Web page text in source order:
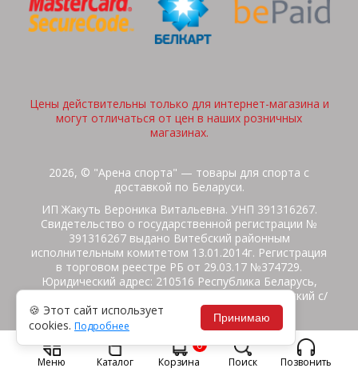
Цены действительны только для интернет-магазина и
могут отличаться от цен в наших розничных
магазинах.
2026, © "Арена спорта" — товары для спорта с
доставкой по Беларуси.
ИП Жакуть Вероника Витальевна. УНП 391316267.
Свидетельство о государственной регистрации №
391316267 выдано Витебский районным
исполнительным комитетом 13.01.2014г. Регистрация
в торговом реестре РБ от 29.03.17 №374729.
Юридический адрес: 210516 Республика Беларусь,
Витебская область, Витебский район, Бабиничский с/
с, аг.Ольгово, ул.Школьная
Политика защиты данных
Гарантия/Экспертиза Обмен/Возврат
Меню Каталог Корзина
0
Поиск
Позвонить
🍪 Этот сайт использует
cookies. Подробнее
Принимаю